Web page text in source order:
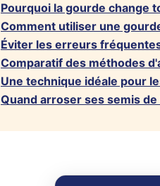
Pourquoi la gourde change
Comment utiliser une
Éviter les erreurs
Comparatif des méthodes
Une technique idéale pour
Quand arroser ses semis